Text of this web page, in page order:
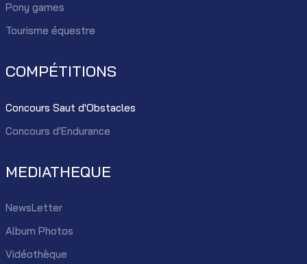
Pony games
Tourisme équestre
COMPÉTITIONS
Concours Saut d'Obstacles
Concours d'Endurance
MEDIATHEQUE
NewsLetter
Album Photos
Vidéothèque